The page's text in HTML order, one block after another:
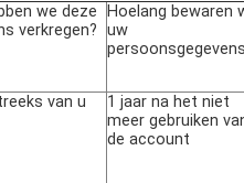
we deze
verkregen?
Hoelang bewaren
uw
van u
1 jaar na het niet
meer gebruiken
de account